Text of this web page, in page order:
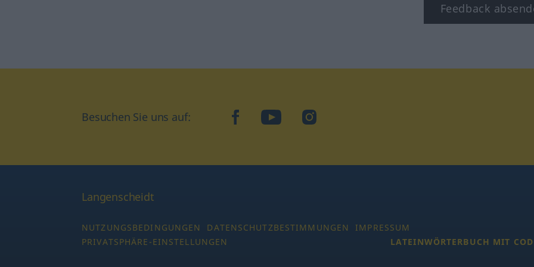
Feedback
Besuchen Sie uns auf: facebookYouTubeInstagram
Langenscheidt
NUTZUNGSBEDINGUNGEN DATENSCHUTZBESTIMMUNGEN
IMPRESSUM
PRIVATSPHÄRE-EINSTELLUNGEN
LATEINWÖRTERBUCH MIT